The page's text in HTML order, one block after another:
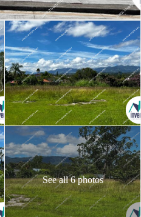
See all 6 photos